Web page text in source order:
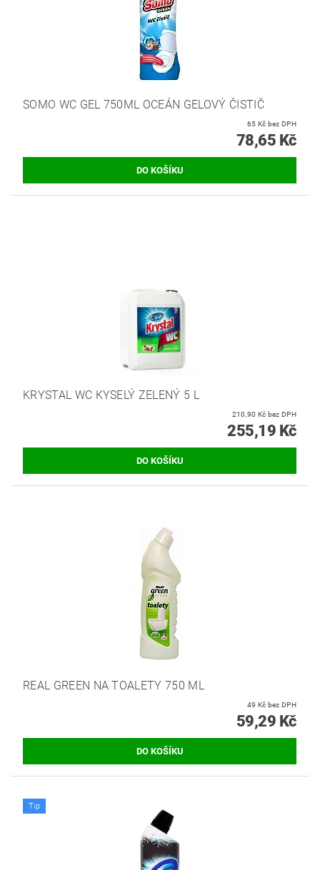
SOMO WC GEL 750ML OCEÁN GELOVÝ ČISTIČ
65 Kč bez DPH
78,65 Kč
KRYSTAL WC KYSELÝ ZELENÝ 5 L
210,90 Kč bez DPH
255,19 Kč
REAL GREEN NA TOALETY 750 ML
49 Kč bez DPH
59,29 Kč
Tip